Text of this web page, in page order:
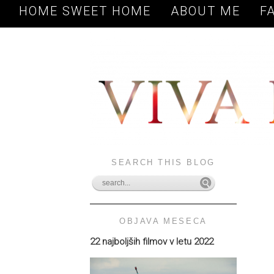
HOME SWEET HOME ABOUT ME
SEARCH THIS BLOG
OBJAVA MESECA
22 najboljših filmov v letu 2022